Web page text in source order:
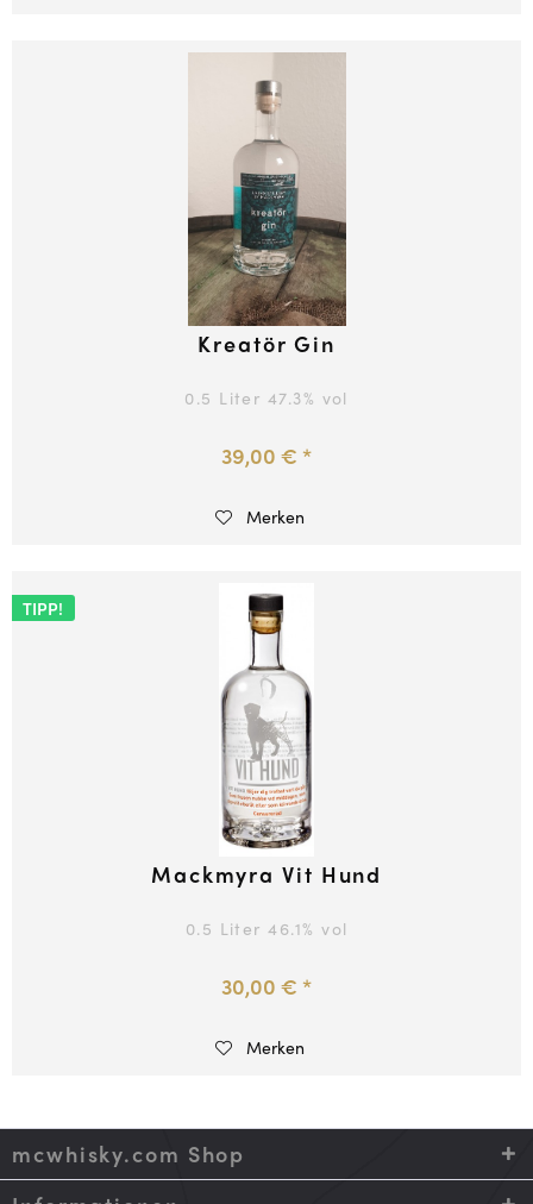
Kreatör Gin
0.5 Liter 47.3% vol
39,00 € *
Merken
TIPP!
Mackmyra Vit Hund
0.5 Liter46.1% vol
30,00 € *
Merken
mcwhisky.com Shop